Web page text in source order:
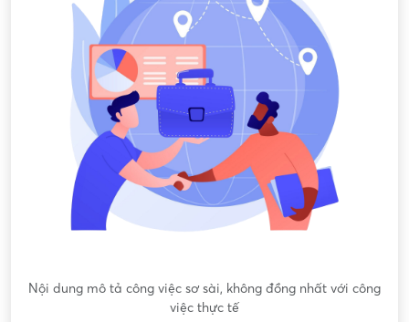
Nội dung mô tả công việc sơ sài, không đồng nhất với công
việc thực tế